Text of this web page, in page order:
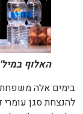
האלוף במיל'
בימים אלה משפחת
להנצחת סגן